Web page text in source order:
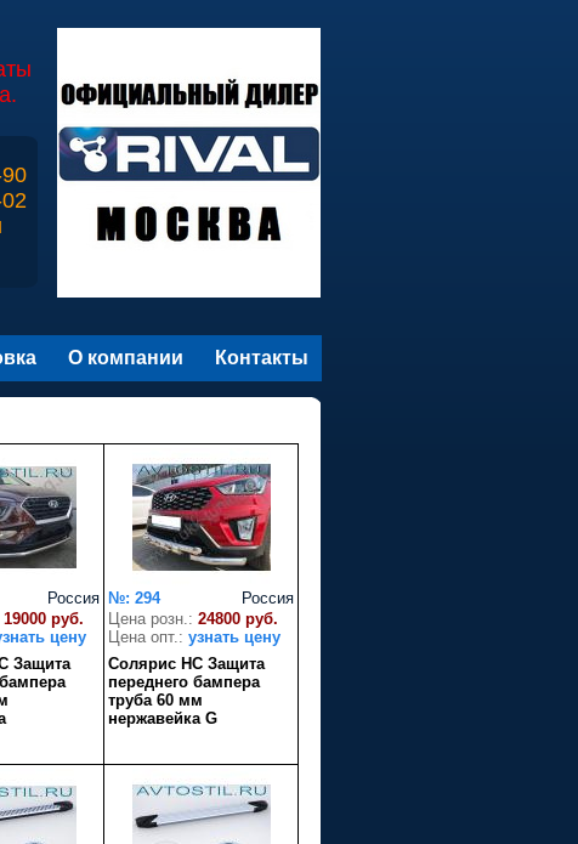
О компании Контакты
Россия
19000 руб.
цену
Защита
Россия
№: 294
Цена розн.: 24800 руб.
Цена опт.: узнать цену
Солярис HC Защита
переднего бампера
труба 60 мм
нержавейка G